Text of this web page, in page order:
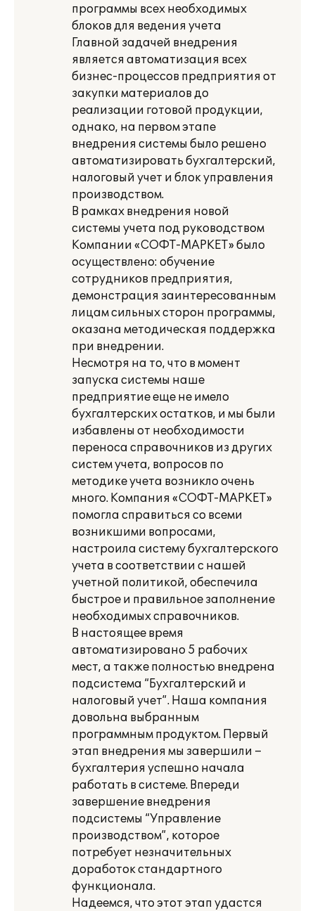
программы всех необходимых
блоков для ведения учета
Главной задачей внедрения
является автоматизация всех
бизнес-процессов предприятия от
закупки материалов до
реализации готовой продукции,
однако, на первом этапе
внедрения системы было решено
автоматизировать бухгалтерский,
налоговый учет и блок управления
производством.
В рамках внедрения новой
системы учета под руководством
Компании «СОФТ-МАРКЕТ» было
осуществлено: обучение
сотрудников предприятия,
демонстрация заинтересованным
лицам сильных сторон программы,
оказана методическая поддержка
при внедрении.
Несмотря на то, что в момент
запуска системы наше
предприятие еще не имело
бухгалтерских остатков, и мы были
избавлены от необходимости
переноса справочников из других
систем учета, вопросов по
методике учета возникло очень
много. Компания «СОФТ-МАРКЕТ»
помогла справиться со всеми
возникшими вопросами,
настроила систему бухгалтерского
учета в соответствии с нашей
учетной политикой, обеспечила
быстрое и правильное заполнение
необходимых справочников.
В настоящее время
автоматизировано 5 рабочих
мест, а также полностью внедрена
подсистема “Бухгалтерский и
налоговый учет”. Наша компания
довольна выбранным
программным продуктом. Первый
этап внедрения мы завершили –
бухгалтерия успешно начала
работать в системе. Впереди
завершение внедрения
подсистемы “Управление
производством”, которое
потребует незначительных
доработок стандартного
функционала.
Надеемся, что этот этап удастся